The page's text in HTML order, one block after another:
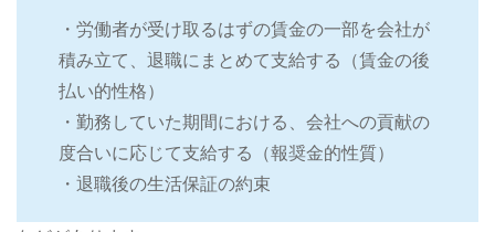
・労働者が受け取るはずの賃金の一部を会社が
積み立て、退職にまとめて支給する（賃金の後
払い的性格）
・勤務していた期間における、会社への貢献の
度合いに応じて支給する（報奨金的性質）
・退職後の生活保証の約束